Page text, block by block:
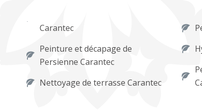
Carantec
Peinture et décapage de
Persienne Carantec
Nettoyage de terrasse Carantec